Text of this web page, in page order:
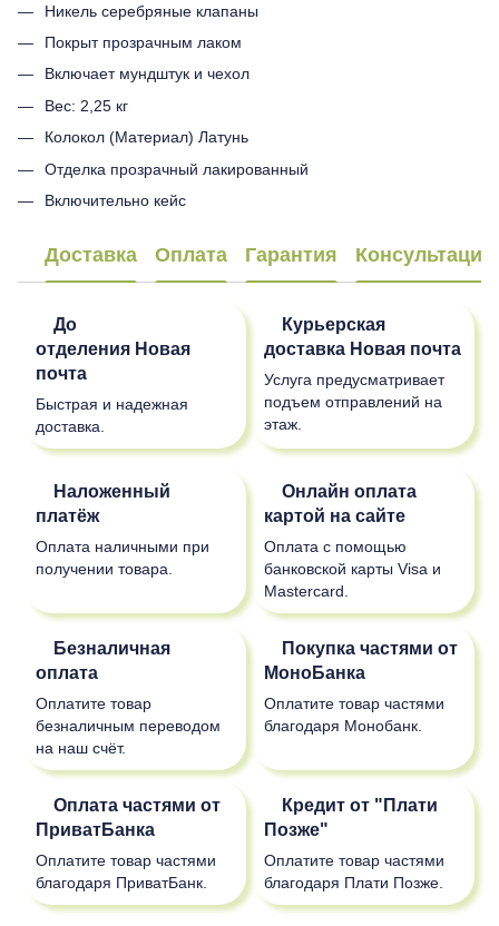
Никель серебряные клапаны
Покрыт прозрачным лаком
Включает мундштук и чехол
Вес: 2,25 кг
Колокол (Материал) Латунь
Отделка прозрачный лакированный
Включительно кейс
Доставка Оплата Гарантия Консультация
До
отделения Новая
почта
Быстрая и надежная
доставка.
Курьерская
доставка Новая почта
Услуга предусматривает
подъем отправлений на
этаж.
Наложенный
платёж
Оплата наличными при
получении товара.
Онлайн оплата
картой на сайте
Оплата с помощью
банковской карты Visa и
Mastercard.
Безналичная
оплата
Оплатите товар
безналичным переводом
на наш счёт.
Покупка частями от
МоноБанка
Оплатите товар частями
благодаря Монобанк.
Оплата частями от
ПриватБанка
Оплатите товар частями
благодаря ПриватБанк.
Кредит от "Плати
Позже"
Оплатите товар частями
благодаря Плати Позже.